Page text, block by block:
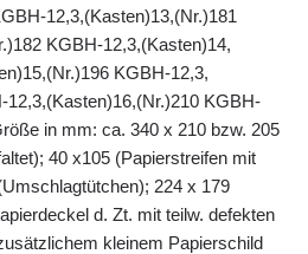
12,3,(Kasten)13,(Nr.)181
KGBH-12,3,(Kasten)14,
KGBH-12,3,
12,3,(Kasten)16,(Nr.)210 KGBH-
in mm: ca. 340 x 210 bzw. 205
40 x105 (Papierstreifen mit
224 x 179
d. Zt. mit teilw. defekten
kleinem Papierschild